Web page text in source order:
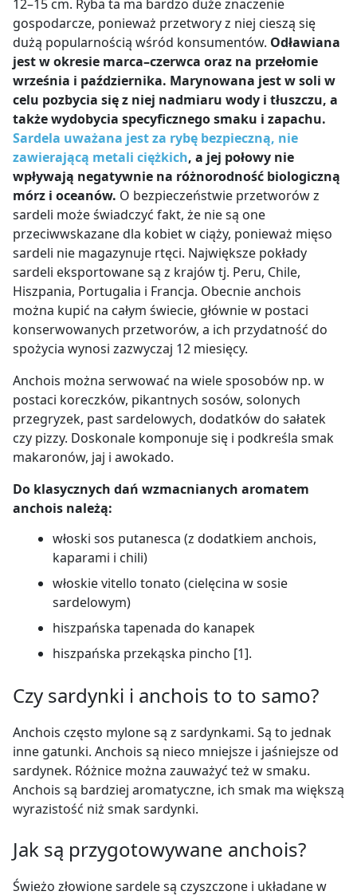
12–15 cm. Ryba ta ma bardzo duże znaczenie
gospodarcze, ponieważ przetwory z niej cieszą się
dużą popularnością wśród konsumentów. Odławiana
jest w okresie marca–czerwca oraz na przełomie
września i października. Marynowana jest w soli w
celu pozbycia się z niej nadmiaru wody i tłuszczu, a
także wydobycia specyficznego smaku i zapachu.
Sardela uważana jest za rybę bezpieczną, nie
zawierającą metali ciężkich, a jej połowy nie
wpływają negatywnie na różnorodność biologiczną
mórz i oceanów. O bezpieczeństwie przetworów z
sardeli może świadczyć fakt, że nie są one
przeciwwskazane dla kobiet w ciąży, ponieważ mięso
sardeli nie magazynuje rtęci. Największe pokłady
sardeli eksportowane są z krajów tj. Peru, Chile,
Hiszpania, Portugalia i Francja. Obecnie anchois
można kupić na całym świecie, głównie w postaci
konserwowanych przetworów, a ich przydatność do
spożycia wynosi zazwyczaj 12 miesięcy.
Anchois można serwować na wiele sposobów np. w
postaci koreczków, pikantnych sosów, solonych
przegryzek, past sardelowych, dodatków do sałatek
czy pizzy. Doskonale komponuje się i podkreśla smak
makaronów, jaj i awokado.
Do klasycznych dań wzmacnianych aromatem
anchois należą:
włoski sos putanesca (z dodatkiem anchois,
kaparami i chili)
włoskie vitello tonato (cielęcina w sosie
sardelowym)
hiszpańska tapenada do kanapek
hiszpańska przekąska pincho [1].
Czy sardynki i anchois to to samo?
Anchois często mylone są z sardynkami. Są to jednak
inne gatunki. Anchois są nieco mniejsze i jaśniejsze od
sardynek. Różnice można zauważyć też w smaku.
Anchois są bardziej aromatyczne, ich smak ma większą
wyrazistość niż smak sardynki.
Jak są przygotowywane anchois?
Świeżo złowione sardele są czyszczone i układane w